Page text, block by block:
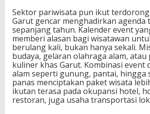
Sektor pariwisata pun ikut
Garut gencar menghadirkan agenda
sepanjang tahun. Kalender event
memberi alasan bagi wisatawan
berulang kali, bukan hanya sekali.
budaya, gelaran olahraga alam, atau
kuliner khas Garut. Kombinasi event
alam seperti gunung, pantai, hingga
panas menciptakan paket wisata
ikutan terasa pada okupansi hotel,
restoran, juga usaha transportasi